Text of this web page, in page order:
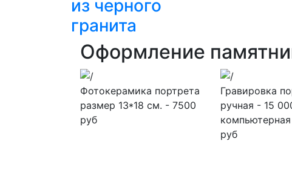
из черного
гранита
Оформление
Фотокерамика портрета
размер 13*18 см. - 7500
руб
Гравировка
ручная - 15
руб